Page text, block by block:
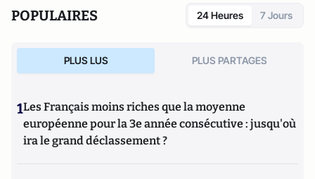
regroupe des chercheurs en éthologie et propose à travers
les univers sensoriels et cognitifs des non-humains en
évitant l’écueil de l’anthropomorphisme : « Et si, au lieu de
serra.com
POPULAIRES 24 Heures 7 Jours
PLUS LUS PLUS PARTAGES
1Les Français moins riches que la moyenne
européenne pour la 3e année consécutive : jusqu'où
ira le grand déclassement ?